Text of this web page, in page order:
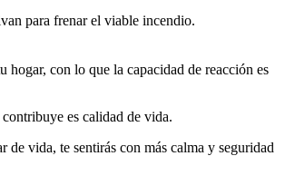
para frenar el viable incendio.
hogar, con lo que la capacidad de reacción es
es calidad de vida.
de vida, te sentirás con más calma y seguridad